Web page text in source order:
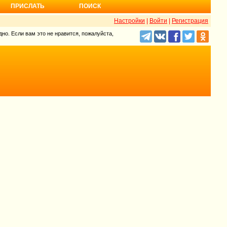
ПРИСЛАТЬ ПОИСК
Настройки Войти Регистрация
Если вам это не нравится, пожалуйста,